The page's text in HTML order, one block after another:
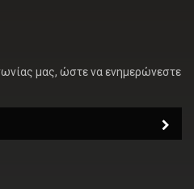
μας, ώστε να ενημερώνεστε